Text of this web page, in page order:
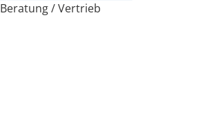
Beratung / Vertrieb